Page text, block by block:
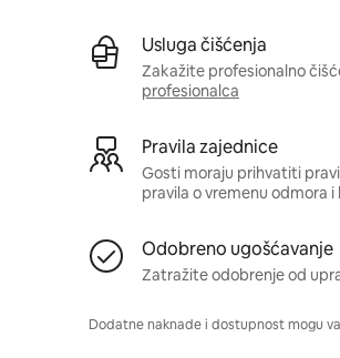
Usluga čišćenja
Zakažite profesionalno
profesionalca
Pravila zajednice
Gosti moraju prihvatiti
pravila o vremenu odmora
Odobreno ugošćavanje
Zatražite odobrenje od
Dodatne naknade i dostupnost mogu